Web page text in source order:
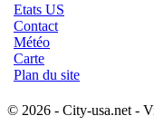
Etats US
Contact
Météo
Carte
Plan du site
© 2026 - City-usa.net -